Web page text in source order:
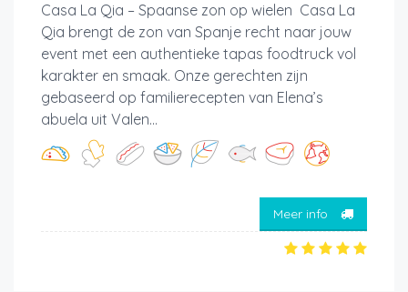
Casa La Qia – Spaanse zon op wielen Casa La
Qia brengt de zon van Spanje recht naar jouw
event met een authentieke tapas foodtruck vol
karakter en smaak. Onze gerechten zijn
gebaseerd op familierecepten van Elena’s
abuela uit Valen...
Meer info